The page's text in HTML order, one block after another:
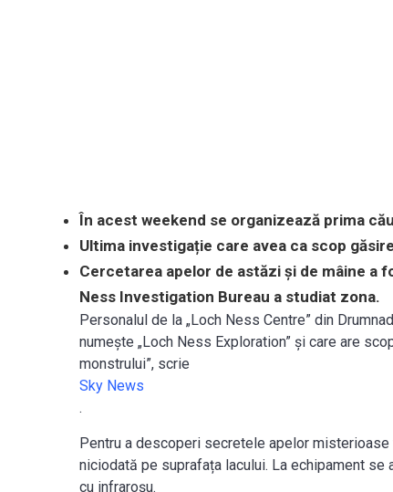
În acest weekend se organizează prima
Ultima investigație care avea ca scop
Cercetarea apelor de astăzi și de mâine a
Ness Investigation Bureau a studiat zona.
Personalul de la „Loch Ness Centre” din
numește „Loch Ness Exploration” și care are
monstrului”, scrie
Sky News
.
Pentru a descoperi secretele apelor
niciodată pe suprafața lacului. La echipament
cu infraroșu.